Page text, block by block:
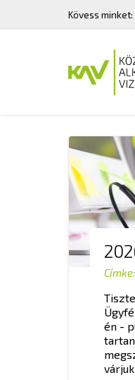
Kövess minket:
Címke:
én -